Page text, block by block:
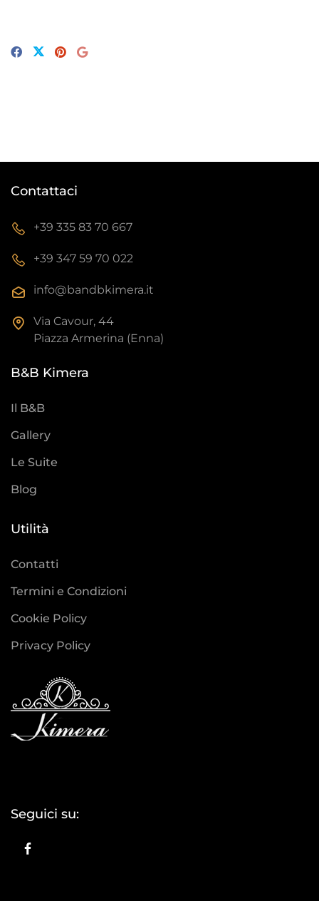
Contattaci
+39 335 83 70 667
+39 347 59 70 022
info@bandbkimera.it
Via Cavour, 44
Piazza Armerina (Enna)
B&B Kimera
Il B&B
Gallery
Le Suite
Blog
Utilità
Contatti
Termini e Condizioni
Cookie Policy
Privacy Policy
Seguici su: